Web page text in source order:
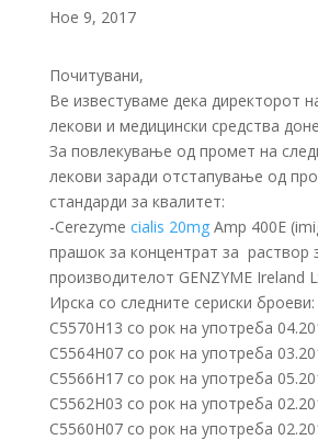
Ное 9, 2017
Почитувани,
Ве известуваме дека директорот
лекови и медицински средства
За повлекување од промет на
лекови заради отстапување од
стандарди за квалитет:
-Cerezyme cialis 20mgAmp 400E
прашок за концентрат за раствор
производителот GENZYME Ireland
Ирска со следните сериски броеви:
C5570H13 со рок на употреба
C5564H07 со рок на употреба
C5566H17 со рок на употреба
C5562H03 со рок на употреба
C5560H07 со рок на употреба